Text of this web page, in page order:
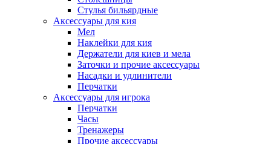
Стулья бильярдные
Аксессуары для кия
Мел
Наклейки для кия
Держатели для киев и мела
Заточки и прочие аксессуары
Насадки и удлинители
Перчатки
Аксессуары для игрока
Перчатки
Часы
Тренажеры
Прочие аксессуары